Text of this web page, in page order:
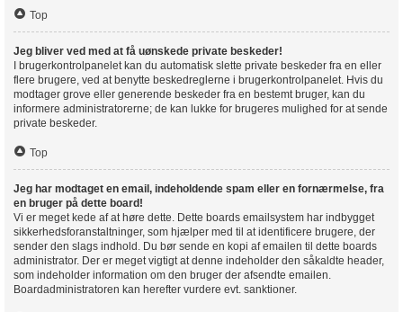
Top
Jeg bliver ved med at få uønskede private beskeder!
I brugerkontrolpanelet kan du automatisk slette private beskeder fra en eller
flere brugere, ved at benytte beskedreglerne i brugerkontrolpanelet. Hvis du
modtager grove eller generende beskeder fra en bestemt bruger, kan du
informere administratorerne; de kan lukke for brugeres mulighed for at sende
private beskeder.
Top
Jeg har modtaget en email, indeholdende spam eller en fornærmelse, fra
en bruger på dette board!
Vi er meget kede af at høre dette. Dette boards emailsystem har indbygget
sikkerhedsforanstaltninger, som hjælper med til at identificere brugere, der
sender den slags indhold. Du bør sende en kopi af emailen til dette boards
administrator. Der er meget vigtigt at denne indeholder den såkaldte header,
som indeholder information om den bruger der afsendte emailen.
Boardadministratoren kan herefter vurdere evt. sanktioner.